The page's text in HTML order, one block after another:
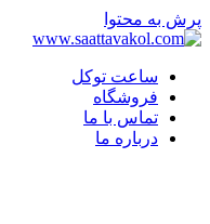
پرش به محتوا
ساعت توکل
فروشگاه
تماس با ما
درباره ما